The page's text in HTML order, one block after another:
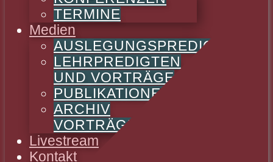
TERMINE
Medien
AUSLEGUNGSPREDIGTEN
LEHRPREDIGTEN
UND VORTRÄGE
PUBLIKATIONEN
ARCHIV
VORTRÄGE
Livestream
Kontakt